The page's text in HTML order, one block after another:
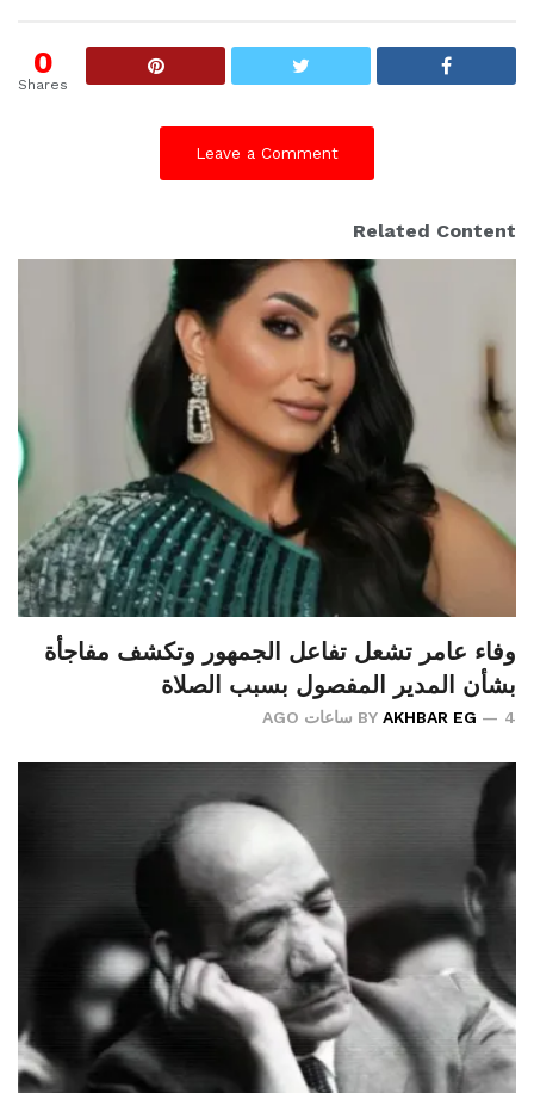
0
Shares
Leave a Comment
Related Content
وفاء عامر تشعل تفاعل الجمهور وتكشف مفاجأة
بشأن المدير المفصول بسبب الصلاة
BY AKHBAR EG 4 ساعات AGO